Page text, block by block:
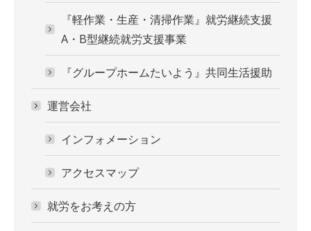
『軽作業・生産・清掃作業』就労継続支援
A・B型継続就労支援事業
『グループホームたいよう』共同生活援助
運営会社
インフォメーション
アクセスマップ
就労をお考えの方